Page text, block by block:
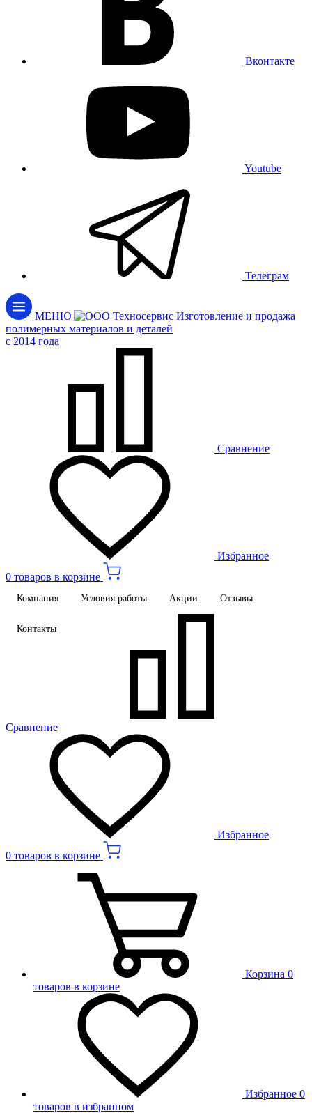
Вконтакте
Youtube
Телеграм
МЕНЮ
Изготовление и продажа
полимерных материалов и деталей
c 2014 года
Сравнение
Избранное
0 товаров в корзине
Компания Условия работы Акции Отзывы
Контакты
Сравнение
Избранное
0 товаров в корзине
Корзина 0
товаров в корзине
Избранное 0
товаров в избранном